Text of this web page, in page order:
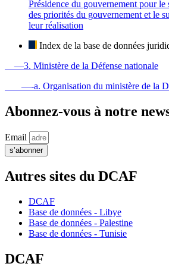
Présidence du gouvernement pour le
des priorités du gouvernement et le
leur réalisation
Index de la base de données
—3. Ministère de la Défense nationale
—-a. Organisation du ministère de la
Abonnez-vous à notre
Email
s’abonner
Autres sites du DCAF
DCAF
Base de données - Libye
Base de données - Palestine
Base de données - Tunisie
DCAF